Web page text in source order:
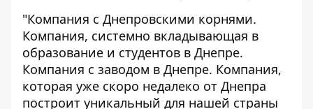
"Компания с Днепровскими корнями.
Компания, системно вкладывающая в
образование и студентов в Днепре.
Компания с заводом в Днепре. Компания,
которая уже скоро недалеко от Днепра
построит уникальный для нашей страны